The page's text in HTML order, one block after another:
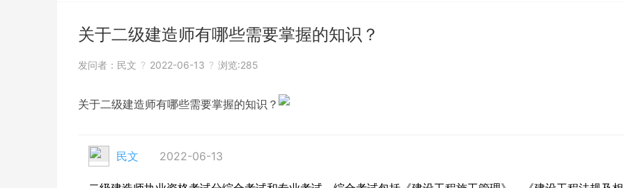
关于二级建造师有哪些需要掌握的知识？
发问者： 民文 ? 2022-06-13 ? 浏览:285
关于二级建造师有哪些需要掌握的知识？
民文 2022-06-13